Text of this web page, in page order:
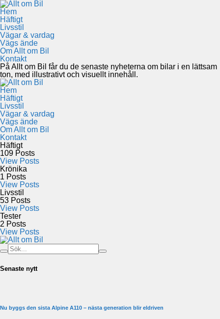
Hem
Häftigt
Livsstil
Vägar & vardag
Vägs ände
Om Allt om Bil
Kontakt
På Allt om Bil får du de senaste nyheterna om bilar i en lättsam
ton, med illustrativt och visuellt innehåll.
Hem
Häftigt
Livsstil
Vägar & vardag
Vägs ände
Om Allt om Bil
Kontakt
Häftigt
109 Posts
View Posts
Krönika
1 Posts
View Posts
Livsstil
53 Posts
View Posts
Tester
2 Posts
View Posts
Senaste nytt
Nu byggs den sista Alpine A110 – nästa generation blir eldriven